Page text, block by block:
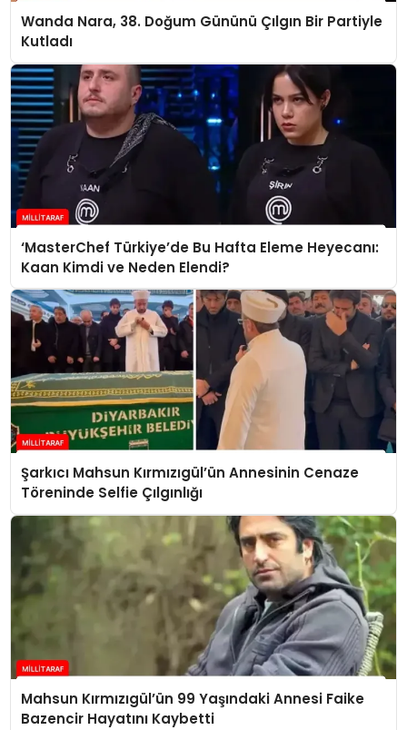
Wanda Nara, 38. Doğum Gününü Çılgın Bir Partiyle
Kutladı
‘MasterChef Türkiye’de Bu Hafta Eleme Heyecanı:
Kaan Kimdi ve Neden Elendi?
Şarkıcı Mahsun Kırmızıgül’ün Annesinin Cenaze
Töreninde Selfie Çılgınlığı
Mahsun Kırmızıgül’ün 99 Yaşındaki Annesi Faike
Bazencir Hayatını Kaybetti